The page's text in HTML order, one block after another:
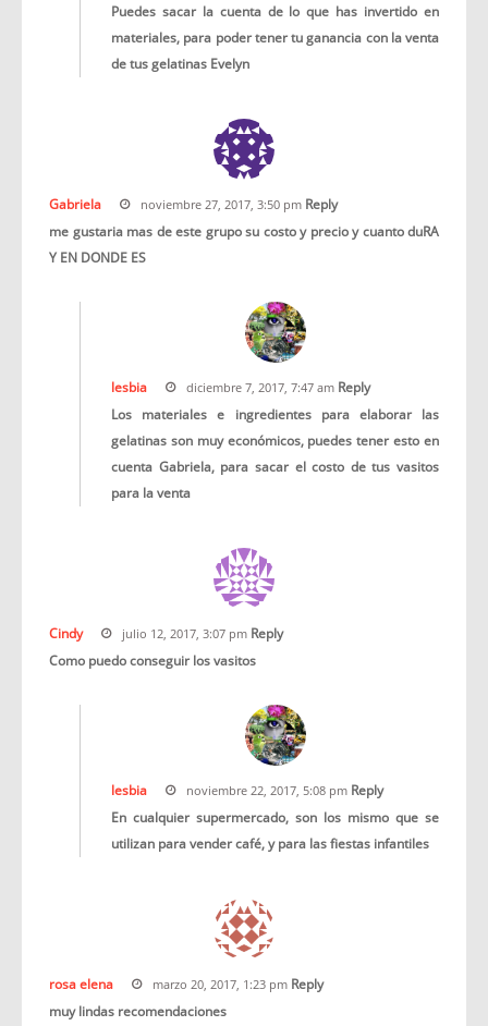
Puedes sacar la cuenta de lo que has invertido en
materiales, para poder tener tu ganancia con la venta
de tus gelatinas Evelyn
Gabriela noviembre 27, 2017, 3:50 pm Reply
me gustaria mas de este grupo su costo y precio y cuanto duRA
Y EN DONDE ES
lesbia diciembre 7, 2017, 7:47 am Reply
Los materiales e ingredientes para elaborar las
gelatinas son muy económicos, puedes tener esto en
cuenta Gabriela, para sacar el costo de tus vasitos
para la venta
Cindy julio 12, 2017, 3:07 pm Reply
Como puedo conseguir los vasitos
lesbia noviembre 22, 2017, 5:08 pm Reply
En cualquier supermercado, son los mismo que se
utilizan para vender café, y para las fiestas infantiles
rosa elena marzo 20, 2017, 1:23 pm Reply
muy lindas recomendaciones